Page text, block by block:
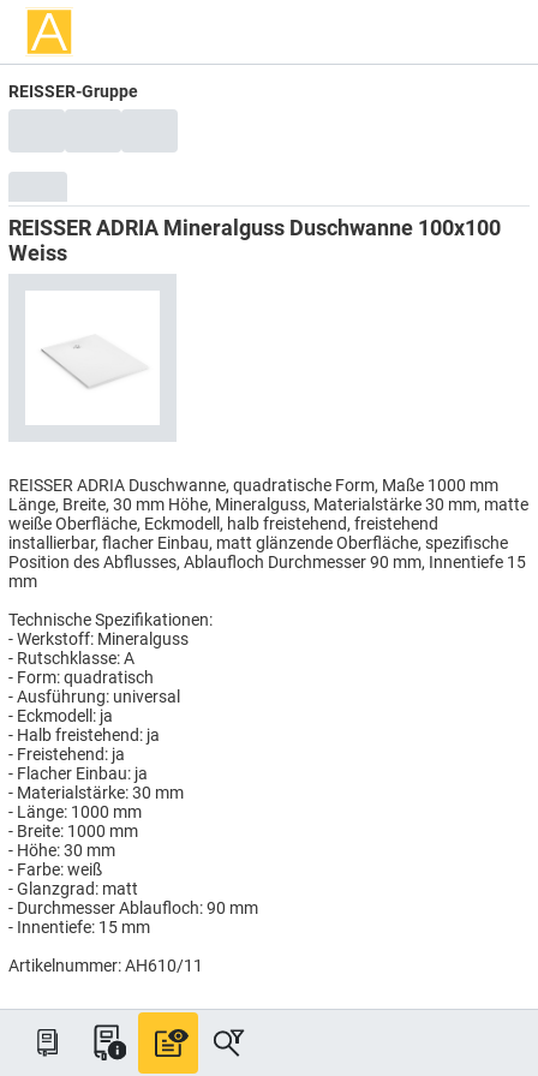
REISSER-Gruppe
REISSER ADRIA Mineralguss Duschwanne 100x100
Weiss
REISSER ADRIA Duschwanne, quadratische Form, Maße 1000 mm
Länge, Breite, 30 mm Höhe, Mineralguss, Materialstärke 30 mm, matte
weiße Oberfläche, Eckmodell, halb freistehend, freistehend
installierbar, flacher Einbau, matt glänzende Oberfläche, spezifische
Position des Abflusses, Ablaufloch Durchmesser 90 mm, Innentiefe 15
mm
Technische Spezifikationen:
- Werkstoff: Mineralguss
- Rutschklasse: A
- Form: quadratisch
- Ausführung: universal
- Eckmodell: ja
- Halb freistehend: ja
- Freistehend: ja
- Flacher Einbau: ja
- Materialstärke: 30 mm
- Länge: 1000 mm
- Breite: 1000 mm
- Höhe: 30 mm
- Farbe: weiß
- Glanzgrad: matt
- Durchmesser Ablaufloch: 90 mm
- Innentiefe: 15 mm
Artikelnummer: AH610/11